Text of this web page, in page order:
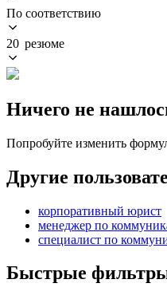
По соответствию
20 резюме
Ничего не
Попробуйте изменить
Другие
корпоративный юрист
менеджер по
специалист по
Быстрые